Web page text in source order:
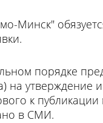
Минск"
порядке
на
к публикации
в СМИ.